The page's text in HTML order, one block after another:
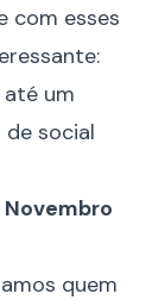
com esses
um
social
Novembro
quem